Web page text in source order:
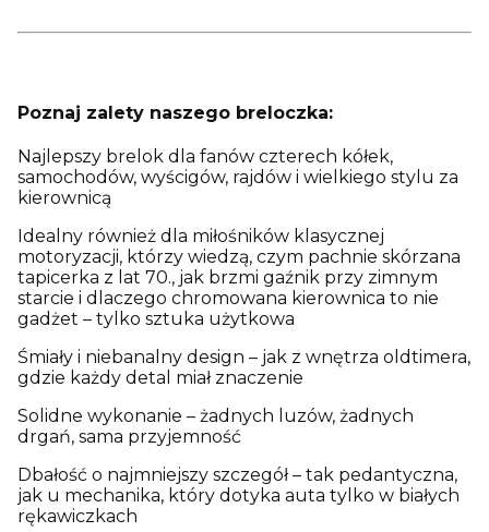
Poznaj zalety naszego breloczka:
Najlepszy brelok dla fanów czterech kółek,
samochodów, wyścigów, rajdów i wielkiego stylu za
kierownicą
Idealny również dla miłośników klasycznej
motoryzacji, którzy wiedzą, czym pachnie skórzana
tapicerka z lat 70., jak brzmi gaźnik przy zimnym
starcie i dlaczego chromowana kierownica to nie
gadżet – tylko sztuka użytkowa
Śmiały i niebanalny design – jak z wnętrza oldtimera,
gdzie każdy detal miał znaczenie
Solidne wykonanie – żadnych luzów, żadnych
drgań, sama przyjemność
Dbałość o najmniejszy szczegół – tak pedantyczna,
jak u mechanika, który dotyka auta tylko w białych
rękawiczkach